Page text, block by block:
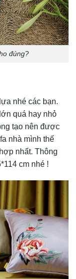
đúng?
nhé các bạn.
quá hay nhỏ
tạo nên được
nhà mình thế
nhất. Thông
cm nhé !